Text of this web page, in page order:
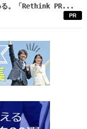
る。「Rethink PR...
PR